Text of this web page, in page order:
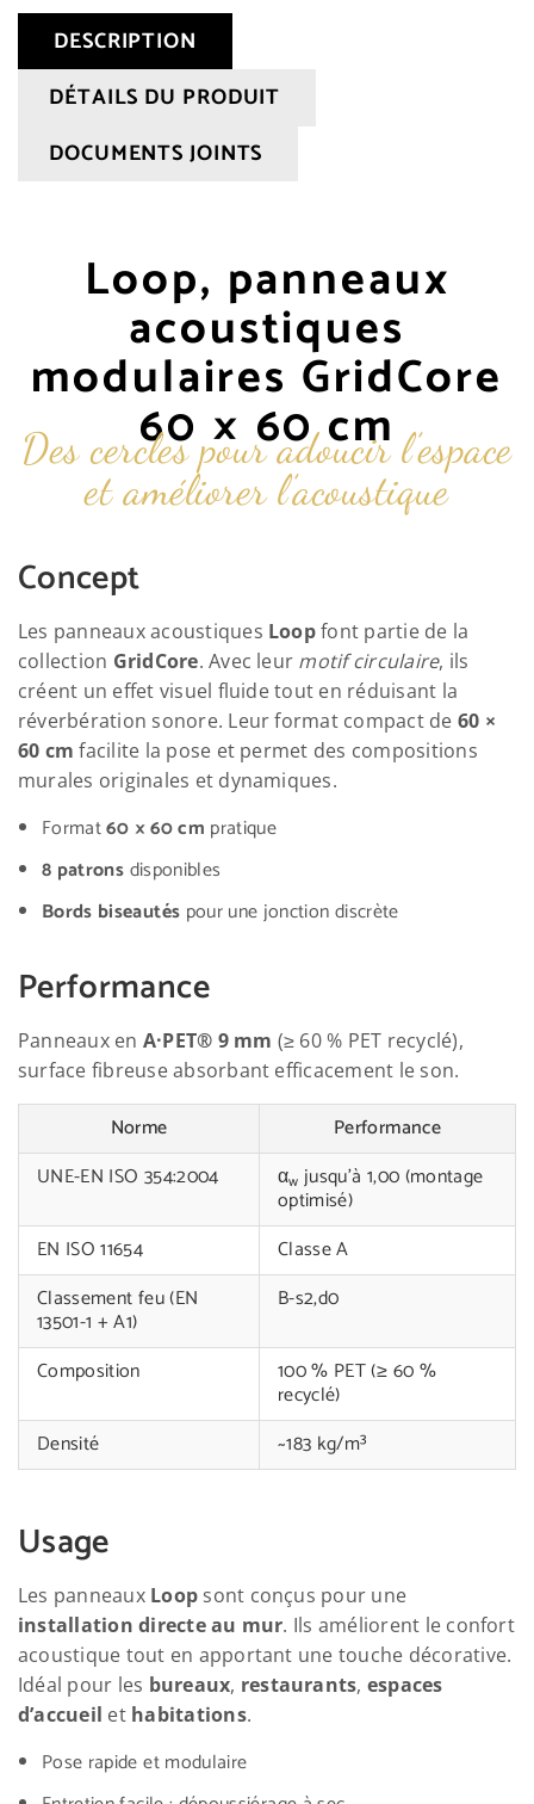
DESCRIPTION
DÉTAILS DU PRODUIT
DOCUMENTS JOINTS
Loop, panneaux
acoustiques
modulaires GridCore
60 × 60 cm
Des cercles pour adoucir l’espace
et améliorer l’acoustique
Concept
Les panneaux acoustiques Loopfont partie de la
collection GridCore. Avec leur motif circulaire, ils
créent un effet visuel fluide tout en réduisant la
réverbération sonore. Leur format compact de 60 ×
60 cm facilite la pose et permet des compositions
murales originales et dynamiques.
Format60 × 60 cm pratique
8 patronsdisponibles
Bords biseautés pour une jonction discrète
Performance
Panneaux en A·PET® 9 mm (≥ 60 % PET recyclé),
surface fibreuse absorbant efficacement le son.
Norme
Performance
UNE-EN ISO 354:2004
αw jusqu’à 1,00 (montage
optimisé)
EN ISO 11654
Classe A
Classement feu (EN
13501-1 + A1)
B-s2,d0
Composition 100 % PET (≥ 60 %
recyclé)
Densité
~183 kg/m³
Usage
Les panneaux Loop sont conçus pour une
installation directe au mur. Ils améliorent le confort
acoustique tout en apportant une touche décorative.
Idéal pour les bureaux, restaurants, espaces
d’accueil et habitations.
Pose rapide et modulaire